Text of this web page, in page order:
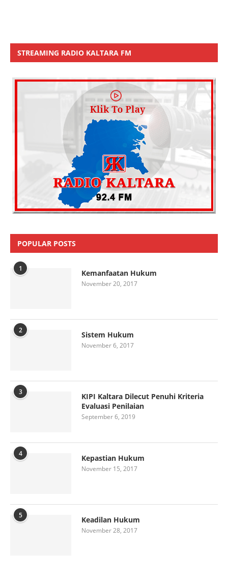
STREAMING RADIO KALTARA FM
POPULAR POSTS
1 Kemanfaatan Hukum
November 20, 2017
2 Sistem Hukum
November 6, 2017
3
KIPI Kaltara Dilecut Penuhi Kriteria
Evaluasi Penilaian
September 6, 2019
4 Kepastian Hukum
November 15, 2017
5 Keadilan Hukum
November 28, 2017